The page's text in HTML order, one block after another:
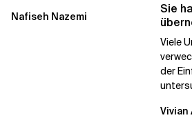
Begehrlichkeit von KI...
Nafiseh Nazemi
Sie
Viele
der
Vivian